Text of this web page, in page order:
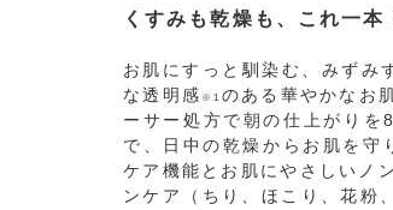
くすみも乾燥も、これ一
お肌にすっと馴染む、みずみ
な透明感 ※1 のある華やかなお
ーサー処方で朝の仕上がりを
で、日中の乾燥からお肌を
ケア機能とお肌にやさしいノ
ンケア（ちり、ほこり、花粉